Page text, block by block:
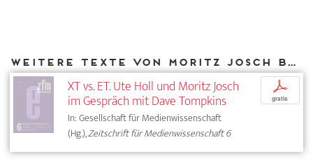
Weitere Texte von Moritz Josch bei DIAPHANES
XT vs. ET. Ute Holl und Moritz Josch
im Gespräch mit Dave Tompkins
In: Gesellschaft für Medienwissenschaft
(Hg.),Zeitschrift für Medienwissenschaft 6
p
gratis